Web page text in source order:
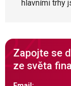
hlavními trhy
Zapojte se
ze světa